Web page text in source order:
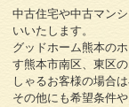
中古住宅や中古マン
いいたします。
グッドホーム熊本の
す熊本市南区、東区
しゃるお客様の場合
その他にも希望条件